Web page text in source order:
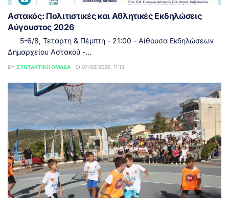
Αστακός: Πολιτιστικές και Αθλητικές Εκδηλώσεις
Αύγουστος 2026
5-6/8, Τετάρτη & Πέμπτη - 21:00 - Αίθουσα Εκδηλώσεων
Δημαρχείου Αστακού -...
BY ΣΥΝΤΑΚΤΙΚΉ ΟΜΆΔΑ 07/08/2026, 11:13